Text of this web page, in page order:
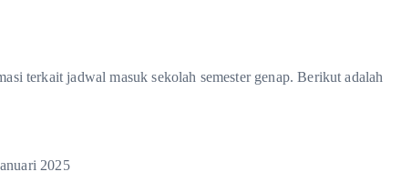
terkait jadwal masuk sekolah semester genap. Berikut adalah
2025